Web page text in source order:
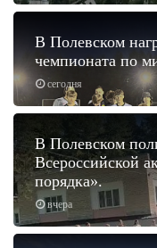
сегодня
В Полевском
чемпионата по
вчера
В Полевском
Всероссийской
порядка».